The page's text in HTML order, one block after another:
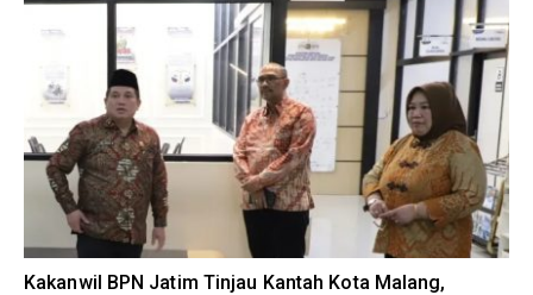
Kakanwil BPN Jatim Tinjau Kantah Kota Malang,